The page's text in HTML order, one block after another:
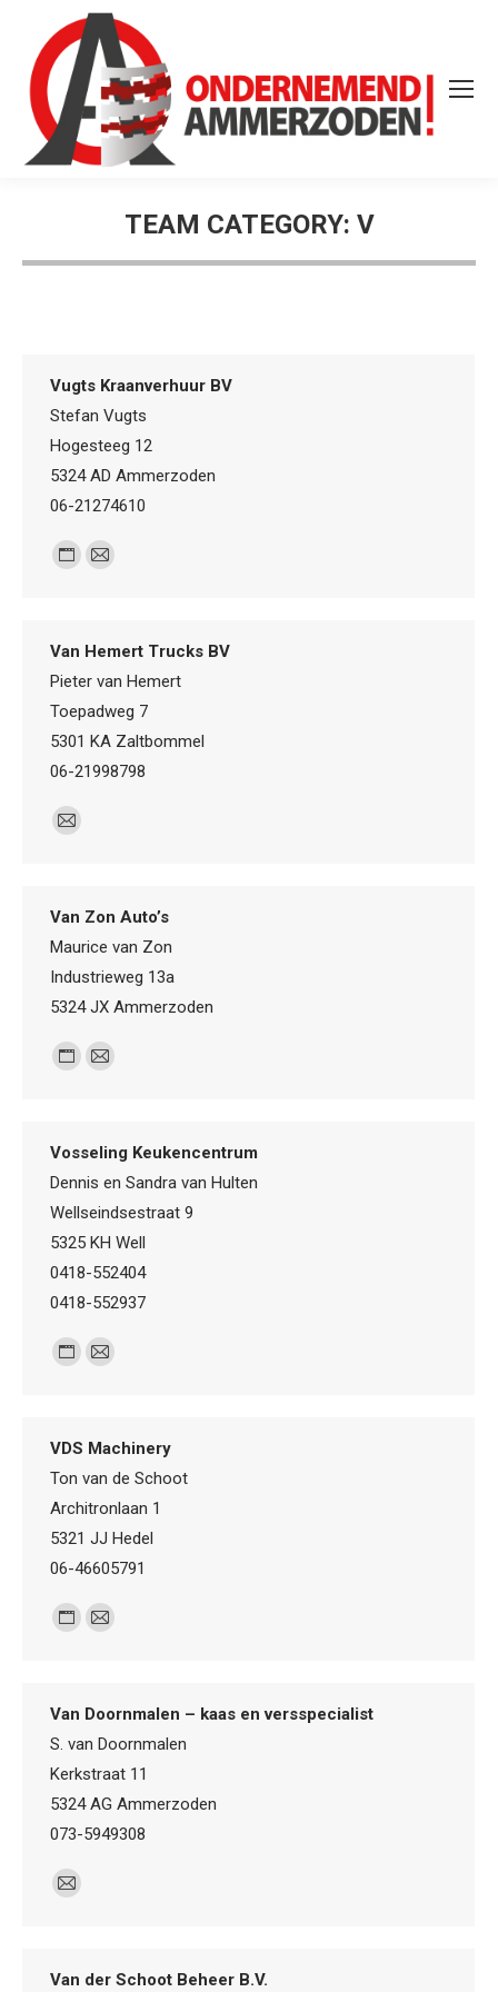
TEAM CATEGORY: V
Vugts Kraanverhuur BV
Stefan Vugts
Hogesteeg 12
5324 AD Ammerzoden
06-21274610
Personal
website
E-
Van Hemert Trucks BV
Pieter van Hemert
Toepadweg 7
5301 KA Zaltbommel
06-21998798
E-
Van Zon Auto’s
Maurice van Zon
Industrieweg 13a
5324 JX Ammerzoden
Personal
website
E-
Vosseling Keukencentrum
Dennis en Sandra van Hulten
Wellseindsestraat 9
5325 KH Well
0418-552404
0418-552937
Personal
website
E-
VDS Machinery
Ton van de Schoot
Architronlaan 1
5321 JJ Hedel
06-46605791
Personal
website
E-
Van Doornmalen – kaas en versspecialist
S. van Doornmalen
Kerkstraat 11
5324 AG Ammerzoden
073-5949308
E-
Van der Schoot Beheer B.V.